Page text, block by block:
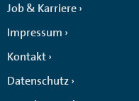
Job & Karriere
Impressum
Kontakt
Datenschutz